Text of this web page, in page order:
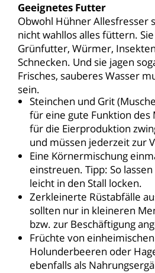
Geeignetes Futter
Obwohl Hühner Allesfresser
nicht wahllos alles füttern.
Grünfutter, Würmer,
Schnecken. Und sie jagen
Frisches, sauberes Wasser
sein.
Steinchen und Grit
für eine gute Funktion des
für die Eierproduktion
und müssen jederzeit zur
Eine Körnermischung
einstreuen. Tipp: So
leicht in den Stall locken.
Zerkleinerte Rüstabfälle
sollten nur in kleineren
bzw. zur Beschäftigung
Früchte von
Holunderbeeren oder
ebenfalls als